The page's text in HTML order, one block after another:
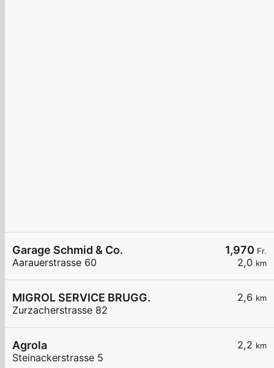
1,970 Fr.
2,0 km
Garage Schmid & Co.
Aarauerstrasse 60
2,6 km
MIGROL SERVICE BRUGG.
Zurzacherstrasse 82
2,2 km
Agrola
Steinackerstrasse 5